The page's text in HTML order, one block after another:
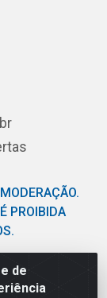
de
PROIBIDA
Bloco F -